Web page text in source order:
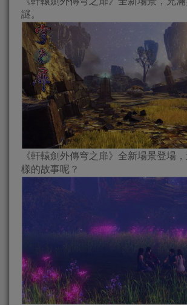
謎。
《軒轅劍外傳穹之扉》全新場景登場
樣的故事呢？